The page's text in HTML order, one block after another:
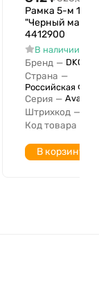
Рамка 5-м
"Черный
4412900
В наличии
Бренд — DKC
Страна —
Российская
Серия — Avanti
Штрихкод —
Код товара
В корзину